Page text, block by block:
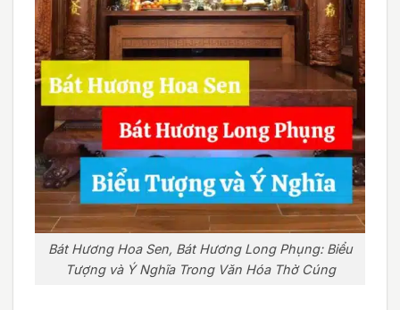
Bát Hương Hoa Sen, Bát Hương Long Phụng: Biểu
Tượng và Ý Nghĩa Trong Văn Hóa Thờ Cúng